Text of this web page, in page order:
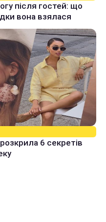
після гостей: що
вона взялася
6 секретів